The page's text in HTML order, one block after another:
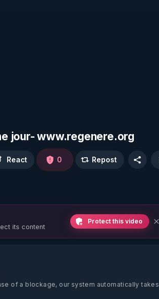
jour- www.regenere.org
React 0 Repost
its content
Protect this video
of a blockage, our system automatically takes